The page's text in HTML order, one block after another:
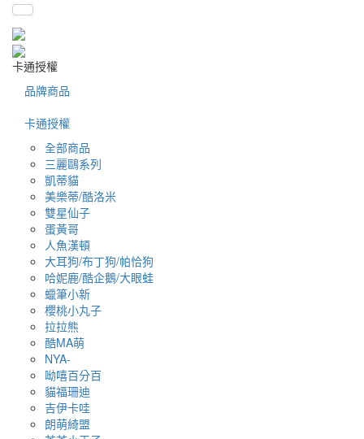
卡通授權
品牌商品
卡通授權
全部商品
三麗鷗系列
凱蒂貓
美樂蒂/酷洛米
雙星仙子
蛋黃哥
人魚漢頓
大耳狗/布丁狗/帕恰狗
哈妮鹿/酷企鵝/大眼蛙
蠟筆小新
櫻桃小丸子
拉拉熊
酷MA萌
NYA-
呦嘻百分百
貓福珊迪
吉伊卡哇
朗萌綺盟